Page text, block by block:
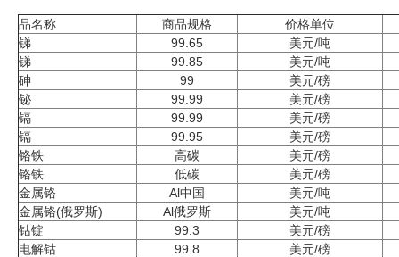
镁钛
地矿 建设
党建工作
企业文化
《资源再生》杂志
行情报价
数字报
品名称 商品规格
价格单位
锑
99.65
美元/吨
锑
99.85
美元/吨
砷
99
美元/磅
铋
99.99
美元/磅
镉
99.99
美元/磅
镉
99.95
美元/磅
铬铁
高碳
美元/磅
铬铁
低碳
美元/磅
金属铬
Al中国
美元/吨
金属铬(俄罗斯)
Al俄罗斯
美元/吨
钴锭
99.3
美元/磅
电解钴
99.8
美元/磅